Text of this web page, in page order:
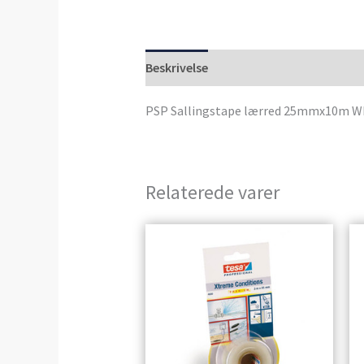
Beskrivelse
PSP Sallingstape lærred 25mmx10m
Relaterede varer